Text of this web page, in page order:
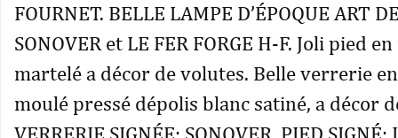
FOURNET. BELLE LAMPE D’ÉPOQUE ART
SONOVER et LE FER FORGE H-F. Joli pied
martelé a décor de volutes. Belle verrerie
moulé pressé dépolis blanc satiné, a décor
VERRERIE SIGNÉE: SONOVER. PIED SIGNÉ: